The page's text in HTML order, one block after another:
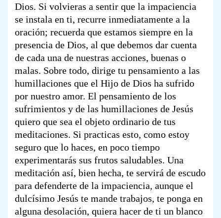
Dios. Si volvieras a sentir que la impaciencia
se instala en ti, recurre inmediatamente a la
oración; recuerda que estamos siempre en la
presencia de Dios, al que debemos dar cuenta
de cada una de nuestras acciones, buenas o
malas. Sobre todo, dirige tu pensamiento a las
humillaciones que el Hijo de Dios ha sufrido
por nuestro amor. El pensamiento de los
sufrimientos y de las humillaciones de Jesús
quiero que sea el objeto ordinario de tus
meditaciones. Si practicas esto, como estoy
seguro que lo haces, en poco tiempo
experimentarás sus frutos saludables. Una
meditación así, bien hecha, te servirá de escudo
para defenderte de la impaciencia, aunque el
dulcísimo Jesús te mande trabajos, te ponga en
alguna desolación, quiera hacer de ti un blanco